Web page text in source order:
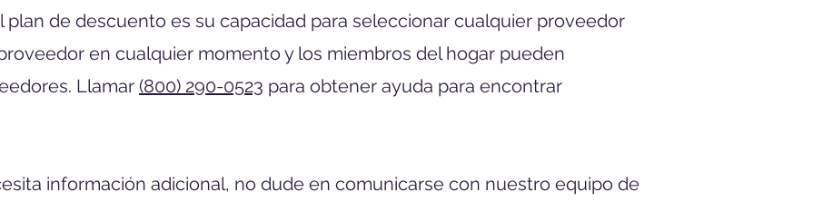
plan de descuento es su capacidad para seleccionar cualquier proveedor
en cualquier momento y los miembros del hogar pueden
Llamar (800) 290-0523 para obtener ayuda para encontrar
información adicional, no dude en comunicarse con nuestro equipo de